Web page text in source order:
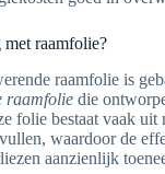
raamfolie?
raamfolie is
raamfolie die
folie bestaat vaak uit
waardoor de
aanzienlijk